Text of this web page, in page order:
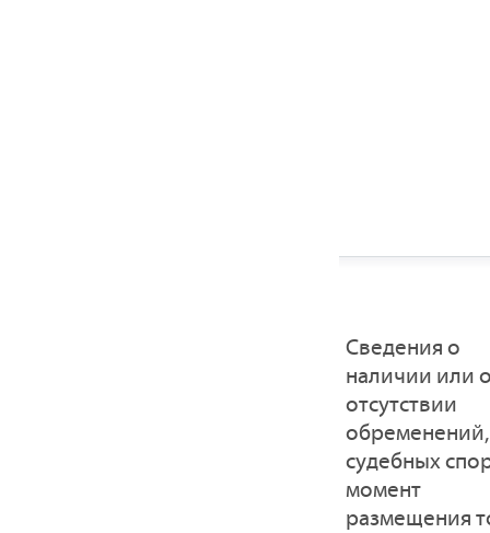
Cведения о
наличии или
отсутствии
обременений,
судебных
момент
размещения